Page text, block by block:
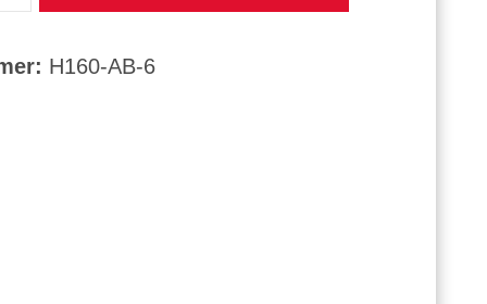
H160-AB-6